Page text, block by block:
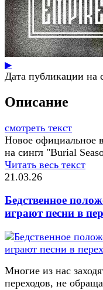
▶
Дата публикации на
Описание
смотреть текст
Новое официальное
на сингл "Burial
Читать весь текст
21.03.26
Бедственное
играют песни в
Многие из нас
переходов, не